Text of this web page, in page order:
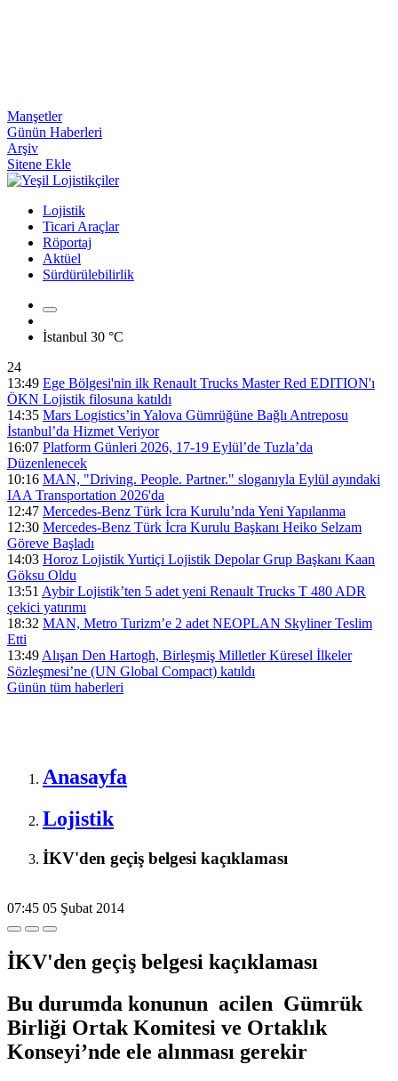
Manşetler
Günün Haberleri
Arşiv
Sitene Ekle
Lojistik
Ticari Araçlar
Röportaj
Aktüel
Sürdürülebilirlik
İstanbul 30 °C
24
13:49 Ege Bölgesi'nin ilk Renault Trucks Master Red EDITION'ı
ÖKN Lojistik filosuna katıldı
14:35 Mars Logistics’in Yalova Gümrüğüne Bağlı Antreposu
İstanbul’da Hizmet Veriyor
16:07 Platform Günleri 2026, 17-19 Eylül’de Tuzla’da
Düzenlenecek
10:16 MAN, "Driving. People. Partner." sloganıyla Eylül ayındaki
IAA Transportation 2026'da
12:47 Mercedes-Benz Türk İcra Kurulu’nda Yeni Yapılanma
12:30 Mercedes-Benz Türk İcra Kurulu Başkanı Heiko Selzam
Göreve Başladı
14:03 Horoz Lojistik Yurtiçi Lojistik Depolar Grup Başkanı Kaan
Göksu Oldu
13:51 Aybir Lojistik’ten 5 adet yeni Renault Trucks T 480 ADR
çekici yatırımı
18:32 MAN, Metro Turizm’e 2 adet NEOPLAN Skyliner Teslim
Etti
13:49 Alışan Den Hartogh, Birleşmiş Milletler Küresel İlkeler
Sözleşmesi’ne (UN Global Compact) katıldı
Günün tüm haberleri
Anasayfa
Lojistik
İKV'den geçiş belgesi kaçıklaması
07:45 05 Şubat 2014
İKV'den geçiş belgesi kaçıklaması
Bu durumda konunun acilen Gümrük
Birliği Ortak Komitesi ve Ortaklık
Konseyi’nde ele alınması gerekir